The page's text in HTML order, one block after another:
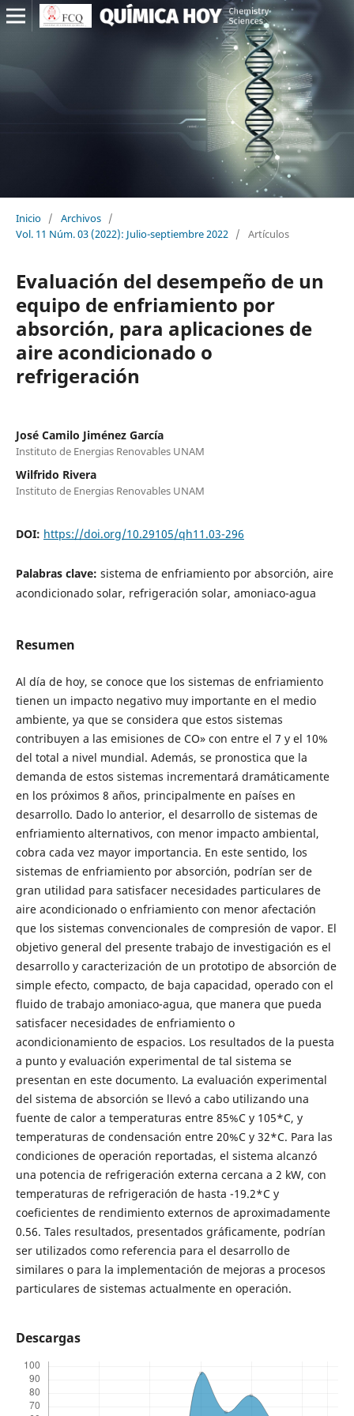
Inicio / Archivos /
Vol. 11 Núm. 03 (2022): Julio-septiembre 2022 / Artículos
Evaluación del desempeño de un
equipo de enfriamiento por
absorción, para aplicaciones de
aire acondicionado o
refrigeración
José Camilo Jiménez García
Instituto de Energias Renovables UNAM
Wilfrido Rivera
Instituto de Energias Renovables UNAM
DOI: https://doi.org/10.29105/qh11.03-296
Palabras clave: sistema de enfriamiento por absorción, aire
acondicionado solar, refrigeración solar, amoniaco-agua
Resumen
Al día de hoy, se conoce que los sistemas de enfriamiento
tienen un impacto negativo muy importante en el medio
ambiente, ya que se considera que estos sistemas
contribuyen a las emisiones de CO» con entre el 7 y el 10%
del total a nivel mundial. Además, se pronostica que la
demanda de estos sistemas incrementará dramáticamente
en los próximos 8 años, principalmente en países en
desarrollo. Dado lo anterior, el desarrollo de sistemas de
enfriamiento alternativos, con menor impacto ambiental,
cobra cada vez mayor importancia. En este sentido, los
sistemas de enfriamiento por absorción, podrían ser de
gran utilidad para satisfacer necesidades particulares de
aire acondicionado o enfriamiento con menor afectación
que los sistemas convencionales de compresión de vapor. El
objetivo general del presente trabajo de investigación es el
desarrollo y caracterización de un prototipo de absorción de
simple efecto, compacto, de baja capacidad, operado con el
fluido de trabajo amoniaco-agua, que manera que pueda
satisfacer necesidades de enfriamiento o
acondicionamiento de espacios. Los resultados de la puesta
a punto y evaluación experimental de tal sistema se
presentan en este documento. La evaluación experimental
del sistema de absorción se llevó a cabo utilizando una
fuente de calor a temperaturas entre 85%C y 105*C, y
temperaturas de condensación entre 20%C y 32*C. Para las
condiciones de operación reportadas, el sistema alcanzó
una potencia de refrigeración externa cercana a 2 kW, con
temperaturas de refrigeración de hasta -19.2*C y
coeficientes de rendimiento externos de aproximadamente
0.56. Tales resultados, presentados gráficamente, podrían
ser utilizados como referencia para el desarrollo de
similares o para la implementación de mejoras a procesos
particulares de sistemas actualmente en operación.
Descargas